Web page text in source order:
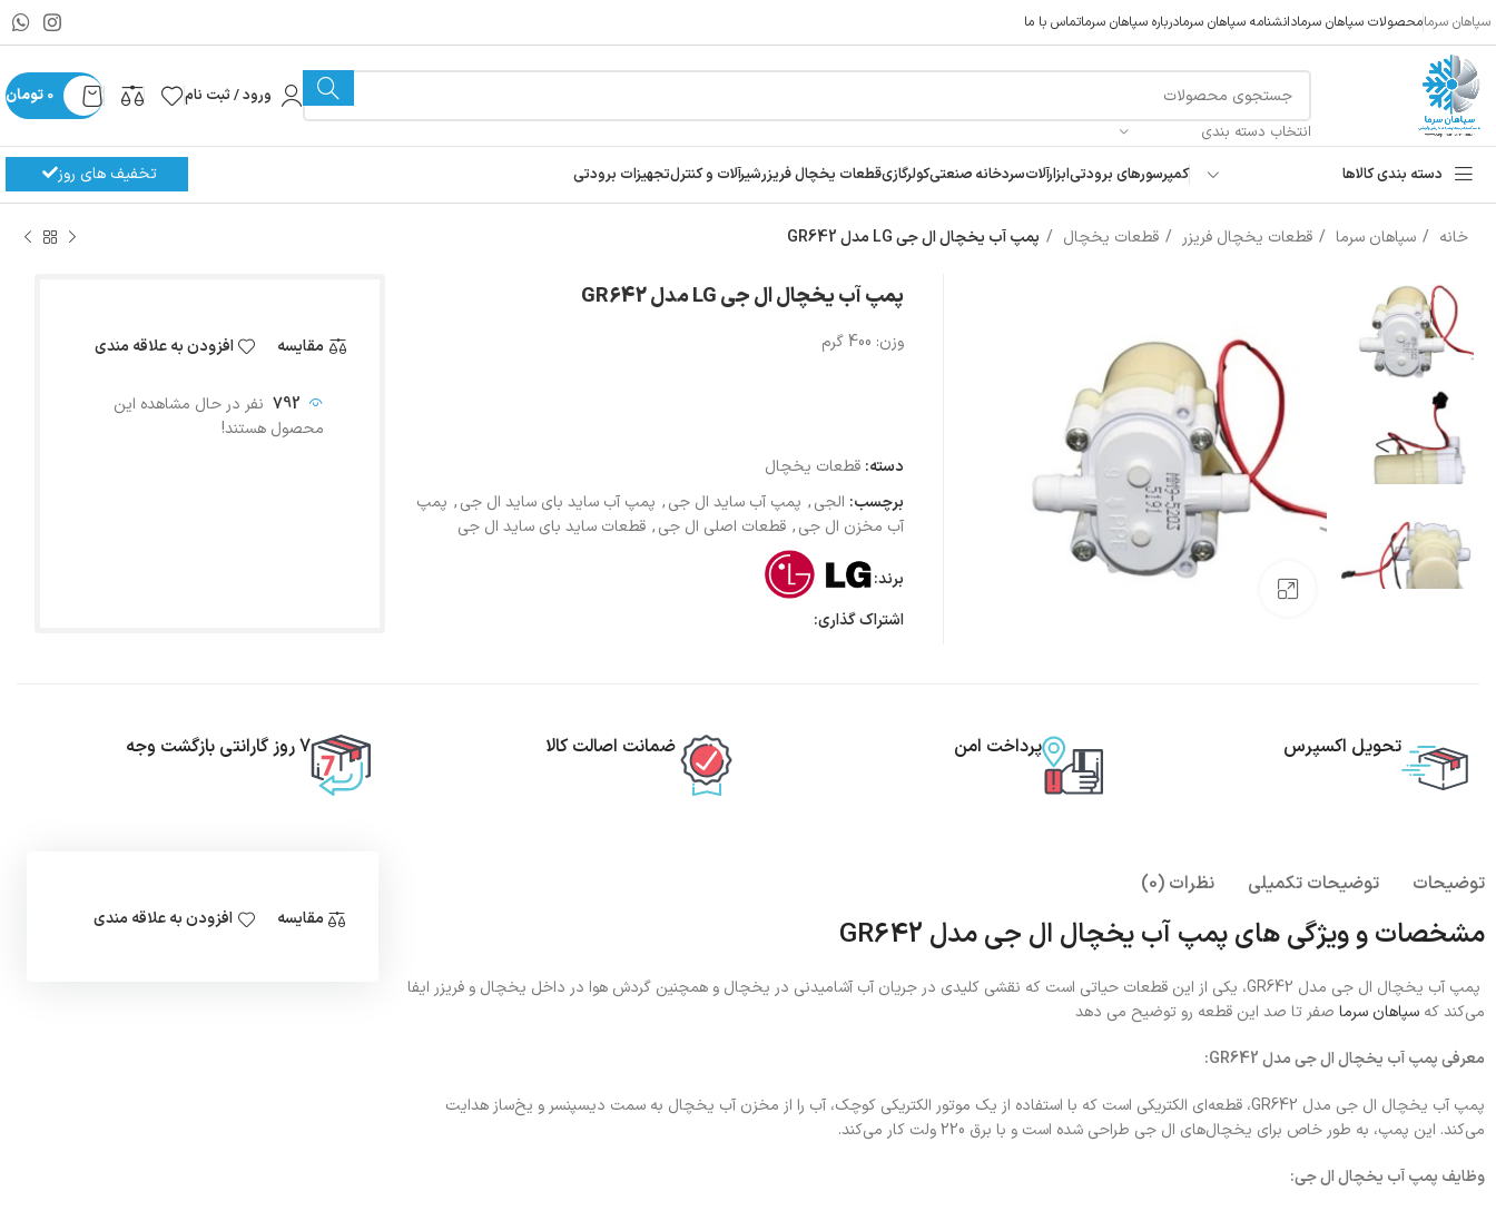
سپاهان سرمامحصولات سپاهان سرمادانشنامه سپاهان سرمادرباره سپاهان سرماتماس با ما
انتخاب دسته بندی
ورود / ثبت نام 0 تومان
دسته بندی کالاها کمپرسورهای برودتیابزارآلاتسردخانه صنعتیکولرگازیقطعات یخچال فریزرشیرآلات و کنترلتجهیزات برودتی تخفیف های روز
خانه سپاهان سرما قطعات یخچال فریزر قطعات یخچال پمپ آب یخچال ال جی LG مدل GR642
پمپ آب یخچال ال جی LG مدل GR642
وزن: 400 گرم
دسته: قطعات یخچال
برچسب: الجی, پمپ آب ساید ال جی, پمپ آب ساید بای ساید ال جی, پمپ
آب مخزن ال جی, قطعات اصلی ال جی, قطعات ساید بای ساید ال جی
برند:
اشتراک گذاری:
مقایسه افزودن به علاقه مندی
792 نفر در حال مشاهده این
محصول هستند!
تحویل اکسپرس پرداخت امن ضمانت اصالت کالا 7 روز گارانتی بازگشت وجه
توضیحات توضیحات تکمیلی نظرات (0)
مشخصات و ویژگی های پمپ آب یخچال ال جی مدل GR642
پمپ آب یخچال ال جی مدل GR642، یکی از این قطعات حیاتی است که نقشی کلیدی در جریان آب آشامیدنی در یخچال و همچنین گردش هوا در داخل یخچال و فریزر ایفا
می‌کند که سپاهان سرما صفر تا صد این قطعه رو توضیح می دهد
معرفی پمپ آب یخچال ال جی مدل GR642:
پمپ آب یخچال ال جی مدل GR642، قطعه‌ای الکتریکی است که با استفاده از یک موتور الکتریکی کوچک، آب را از مخزن آب یخچال به سمت دیسپنسر و یخ‌ساز هدایت
می‌کند. این پمپ، به طور خاص برای یخچال‌های ال جی طراحی شده است و با برق 220 ولت کار می‌کند.
وظایف پمپ آب یخچال ال جی:
مقایسه افزودن به علاقه مندی